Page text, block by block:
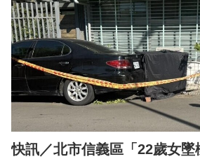
快訊／北市信義區「22歲女墜